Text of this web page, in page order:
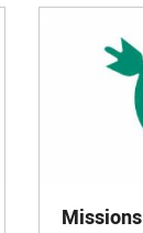
Missions